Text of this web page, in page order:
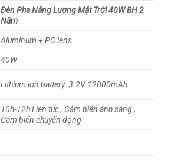
Đèn Pha Năng Lượng Mặt Trời 40W BH 2
Năm
Aluminum + PC lens
40W
Lithium ion battery 3.2V 12000mAh
10h-12h Liên tục , Cảm biến ánh sáng ,
Cảm biến chuyển động